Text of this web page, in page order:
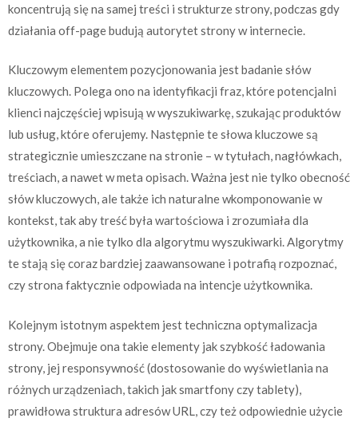
koncentrują się na samej treści i strukturze strony, podczas gdy
działania off-page budują autorytet strony w internecie.
Kluczowym elementem pozycjonowania jest badanie słów
kluczowych. Polega ono na identyfikacji fraz, które potencjalni
klienci najczęściej wpisują w wyszukiwarkę, szukając produktów
lub usług, które oferujemy. Następnie te słowa kluczowe są
strategicznie umieszczane na stronie – w tytułach, nagłówkach,
treściach, a nawet w meta opisach. Ważna jest nie tylko obecność
słów kluczowych, ale także ich naturalne wkomponowanie w
kontekst, tak aby treść była wartościowa i zrozumiała dla
użytkownika, a nie tylko dla algorytmu wyszukiwarki. Algorytmy
te stają się coraz bardziej zaawansowane i potrafią rozpoznać,
czy strona faktycznie odpowiada na intencje użytkownika.
Kolejnym istotnym aspektem jest techniczna optymalizacja
strony. Obejmuje ona takie elementy jak szybkość ładowania
strony, jej responsywność (dostosowanie do wyświetlania na
różnych urządzeniach, takich jak smartfony czy tablety),
prawidłowa struktura adresów URL, czy też odpowiednie użycie